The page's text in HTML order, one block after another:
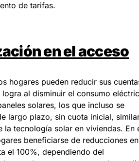
de tarifas.
en el acceso
hogares pueden reducir sus
al disminuir el consumo
solares, los que incluso se
largo plazo, sin cuota inicial,
tecnología solar en viviendas. En
beneficiarse de reducciones
el 100%, dependiendo del